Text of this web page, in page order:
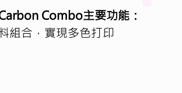
Combo主要功能：
組合，實現多色打印